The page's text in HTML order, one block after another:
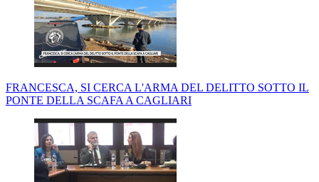
FRANCESCA, SI CERCA L'ARMA DEL DELITTO SOTTO IL
PONTE DELLA SCAFA A CAGLIARI